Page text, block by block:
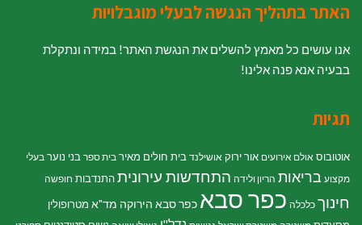
האתר בתהליך הנגשה לבעלי מוגבלויות
אנו עושים כל מאמץ להשלים את הנגשת האתר! במידה ונתקלת
בבעיה אנא פנה אלינו!
תגיות
אוטובוס אולם אירועים אור ירוק אושילנד בית חולים מאיר בית ספר בני נוער בעלי
מקצוע בריאות הריון ולידה התחדשות עירוניתהתנדבות חופשה
חינוך כלכלה כפר סבא כפר סבא הירוקה מד"א מטרופולין